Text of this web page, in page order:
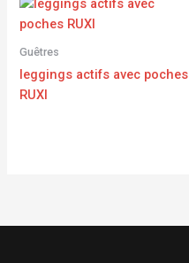
Guêtres
leggings actifs avec poches
RUXI